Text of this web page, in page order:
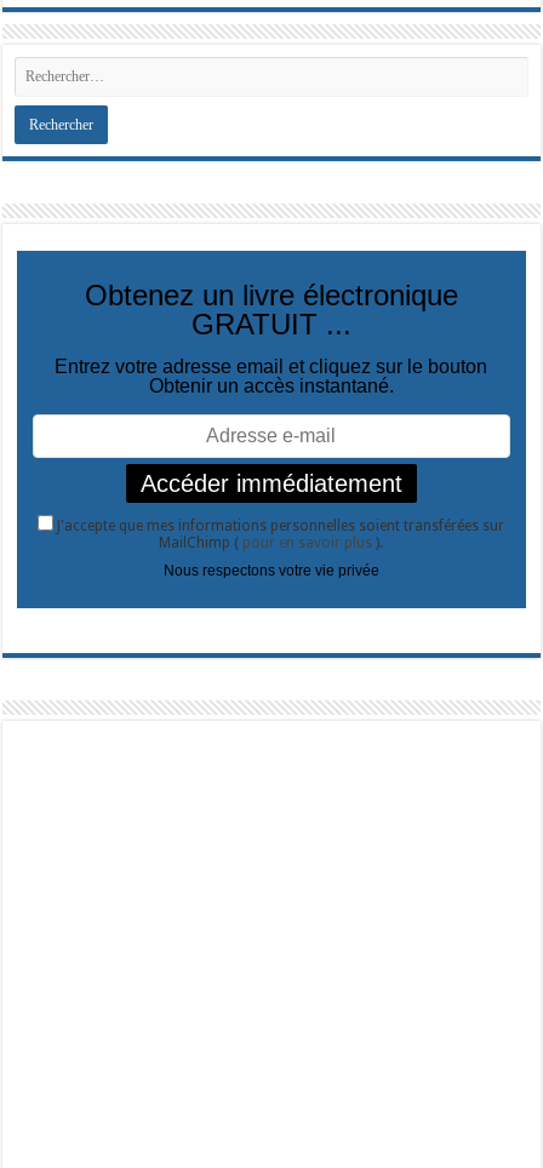
Obtenez un livre électronique
GRATUIT ...
Entrez votre adresse email et cliquez sur le bouton
Obtenir un accès instantané.
J'accepte que mes informations personnelles soient transférées sur
MailChimp ( pour en savoir plus).
Nous respectons votre vie privée